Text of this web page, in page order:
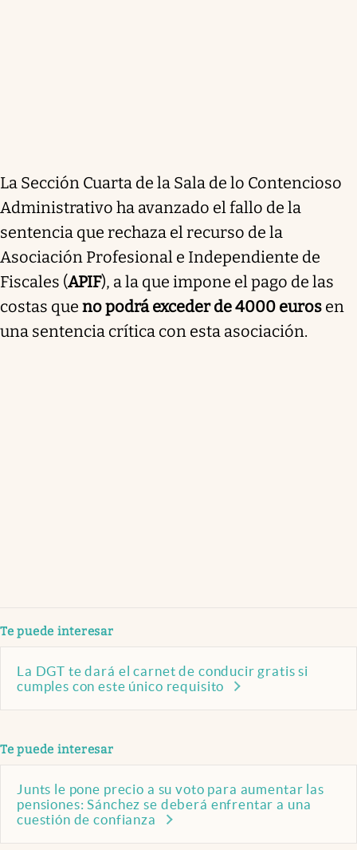
La Sección Cuarta de la Sala de lo Contencioso
Administrativo ha avanzado el fallo de la
sentencia que rechaza el recurso de la
Asociación Profesional e Independiente de
Fiscales (APIF), a la que impone el pago de las
costas que no podrá exceder de 4000 euros en
una sentencia crítica con esta asociación.
Te puede interesar
La DGT te dará el carnet de conducir gratis si
cumples con este único requisito
Te puede interesar
Junts le pone precio a su voto para aumentar las
pensiones: Sánchez se deberá enfrentar a una
cuestión de confianza